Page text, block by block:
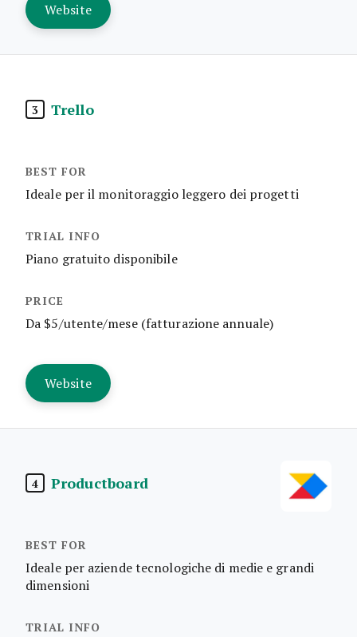
Website
3 Trello
Ideale per il monitoraggio leggero dei progetti
Piano gratuito disponibile
Da $5/utente/mese (fatturazione annuale)
Website
4 Productboard
Ideale per aziende tecnologiche di medie e grandi
dimensioni